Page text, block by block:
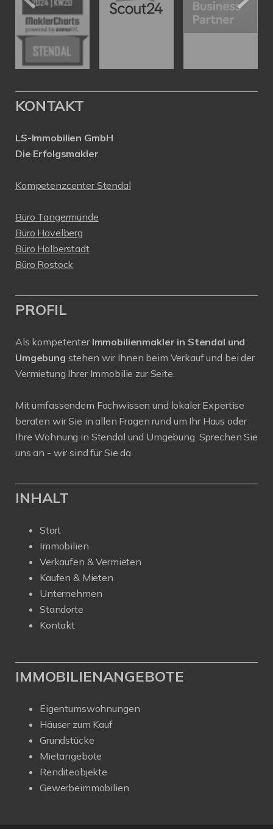
KONTAKT
LS-Immobilien GmbH
Die Erfolgsmakler
Kompetenzcenter Stendal
Büro Tangermünde
Büro Havelberg
Büro Halberstadt
Büro Rostock
PROFIL
Als kompetenter Immobilienmakler in Stendal und
Umgebung stehen wir Ihnen beim Verkauf und bei der
Vermietung Ihrer Immobilie zur Seite.
Mit umfassendem Fachwissen und lokaler Expertise
beraten wir Sie in allen Fragen rund um Ihr Haus oder
Ihre Wohnung in Stendal und Umgebung. Sprechen Sie
uns an - wir sind für Sie da.
INHALT
Start
Immobilien
Verkaufen & Vermieten
Kaufen & Mieten
Unternehmen
Standorte
Kontakt
IMMOBILIENANGEBOTE
Eigentumswohnungen
Häuser zum Kauf
Grundstücke
Mietangebote
Renditeobjekte
Gewerbeimmobilien